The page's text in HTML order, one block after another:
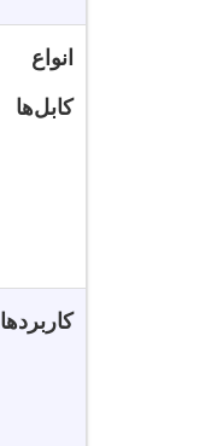
انواع
کابل‌ها
کاربردها